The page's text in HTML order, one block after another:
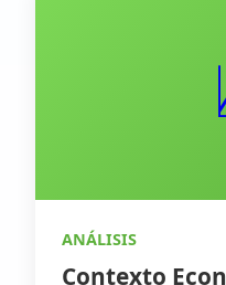
ANÁLISIS
Contexto